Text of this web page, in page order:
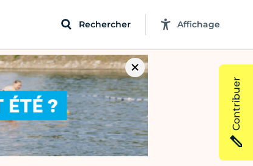
Rechercher Affichage
Contribuer